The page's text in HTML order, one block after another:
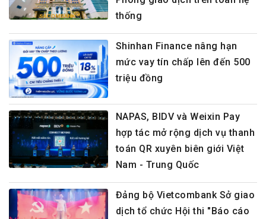
thống
Shinhan Finance nâng hạn
mức vay tín chấp lên đến 500
triệu đồng
NAPAS, BIDV và Weixin Pay
hợp tác mở rộng dịch vụ thanh
toán QR xuyên biên giới Việt
Nam - Trung Quốc
Đảng bộ Vietcombank Sở giao
dịch tổ chức Hội thi "Báo cáo